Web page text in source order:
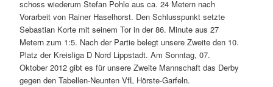
schoss wiederum Stefan Pohle aus ca. 24 Metern nach
Vorarbeit von Rainer Haselhorst. Den Schlusspunkt setzte
Sebastian Korte mit seinem Tor in der 86. Minute aus 27
Metern zum 1:5. Nach der Partie belegt unsere Zweite den 10.
Platz der Kreisliga D Nord Lippstadt. Am Sonntag, 07.
Oktober 2012 gibt es für unsere Zweite Mannschaft das Derby
gegen den Tabellen-Neunten VfL Hörste-Garfeln.